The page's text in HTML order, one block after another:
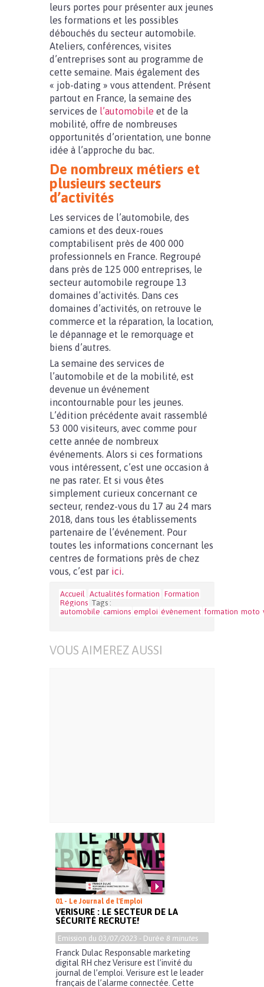
leurs portes pour présenter aux jeunes
les formations et les possibles
débouchés du secteur automobile.
Ateliers, conférences, visites
d’entreprises sont au programme de
cette semaine. Mais également des
« job-dating » vous attendent. Présent
partout en France, la semaine des
services de l’automobile et de la
mobilité, offre de nombreuses
opportunités d’orientation, une bonne
idée à l’approche du bac.
De nombreux métiers et
plusieurs secteurs
d’activités
Les services de l’automobile, des
camions et des deux-roues
comptabilisent près de 400 000
professionnels en France. Regroupé
dans près de 125 000 entreprises, le
secteur automobile regroupe 13
domaines d’activités. Dans ces
domaines d’activités, on retrouve le
commerce et la réparation, la location,
le dépannage et le remorquage et
biens d’autres.
La semaine des services de
l’automobile et de la mobilité, est
devenue un événement
incontournable pour les jeunes.
L’édition précédente avait rassemblé
53 000 visiteurs, avec comme pour
cette année de nombreux
événements. Alors si ces formations
vous intéressent, c’est une occasion à
ne pas rater. Et si vous êtes
simplement curieux concernant ce
secteur, rendez-vous du 17 au 24 mars
2018, dans tous les établissements
partenaire de l’événement. Pour
toutes les informations concernant les
centres de formations près de chez
vous, c’est par ici.
Accueil Actualités formation Formation
Régions Tags :
automobile camions emploi évènement formation moto
VOUS AIMEREZ AUSSI
01 - Le Journal de l'Emploi
VERISURE : LE SECTEUR DE LA
SÉCURITÉ RECRUTE!
Emission du 03/07/2023 - Durée 8 minutes
Franck Dulac Responsable marketing
digital RH chez Verisure est l’invité du
journal de l’emploi. Verisure est le leader
français de l’alarme connectée. Cette